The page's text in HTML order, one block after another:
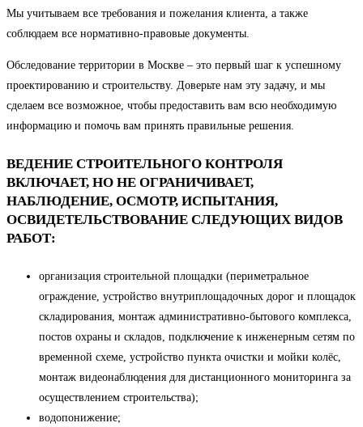
Мы учитываем все требования и пожелания клиента, а также
соблюдаем все нормативно-правовые документы.
Обследование территории в Москве – это первый шаг к успешному
проектированию и строительству. Доверьте нам эту задачу, и мы
сделаем все возможное, чтобы предоставить вам всю необходимую
информацию и помочь вам принять правильные решения.
ВЕДЕНИЕ СТРОИТЕЛЬНОГО КОНТРОЛЯ
ВКЛЮЧАЕТ, НО НЕ ОГРАНИЧИВАЕТ,
НАБЛЮДЕНИЕ, ОСМОТР, ИСПЫТАНИЯ,
ОСВИДЕТЕЛЬСТВОВАНИЕ СЛЕДУЮЩИХ ВИДОВ
РАБОТ:
организация строительной площадки (периметральное
ограждение, устройство внутриплощадочных дорог и площадок
складирования, монтаж административно-бытового комплекса,
постов охраны и складов, подключение к инженерным сетям по
временной схеме, устройство пункта очистки и мойки колёс,
монтаж видеонаблюдения для дистанционного мониторинга за
осуществлением строительства);
водопонижение;